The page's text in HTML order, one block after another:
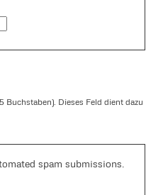
Buchstaben). Dieses Feld dient dazu
spam submissions.